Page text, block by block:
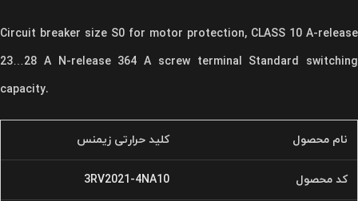
Circuit breaker size S0 for motor protection, CLASS 10 A-release
23…28 A N-release 364 A screw terminal Standard switching
capacity.
نام محصول کلید حرارتی زیمنس
کد محصول 3RV2021-4NA10